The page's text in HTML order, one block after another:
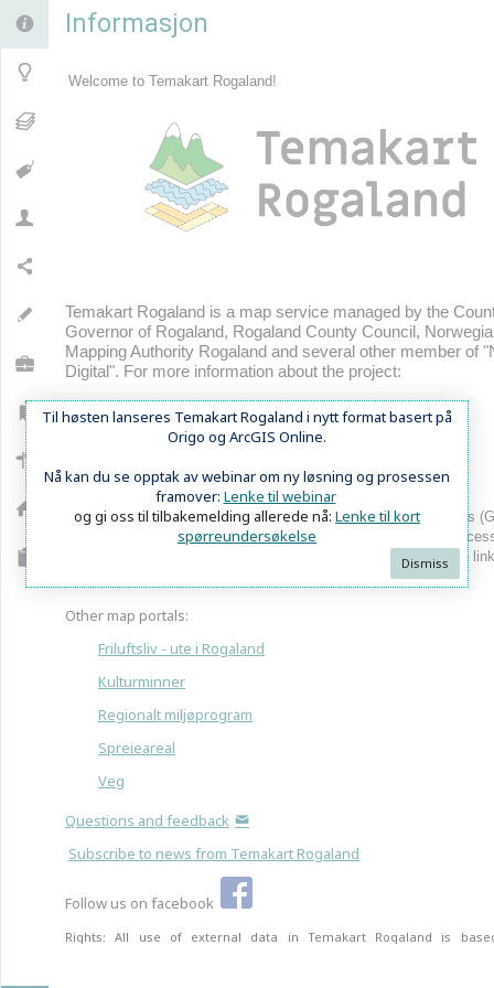
100 km
Basemaps


Informasjon
Welcome to Temakart Rogaland!
Temakart Rogaland is a map service managed by the
Governor of Rogaland, Rogaland County Council,
Mapping Authority Rogaland and several other member of
Digital". For more information about the project:
Usage manual: Click Hints on Use
Temakart Rogalandconsists of several graphical user interfaces
are customized to different themes. Use the boxes below to
of these GUIs. For a complete overview of all the GUIs use the
Other map portals:
Friluftsliv - ute i Rogaland
Kulturminner
Regionalt miljøprogram
Spreieareal
Veg
Questions and feedback
Subscribe to news from Temakart Rogaland
Follow us on facebook
Rights: All use of external data in Temakart Rogaland is
Til høsten lanseres Temakart Rogaland i nytt format basert på
Origo og ArcGIS Online.
Nå kan du se opptak av webinar om ny løsning og prosessen
framover: Lenke til webinar
og gi oss til tilbakemelding allerede nå: Lenke til kort
spørreundersøkelse
Dismiss